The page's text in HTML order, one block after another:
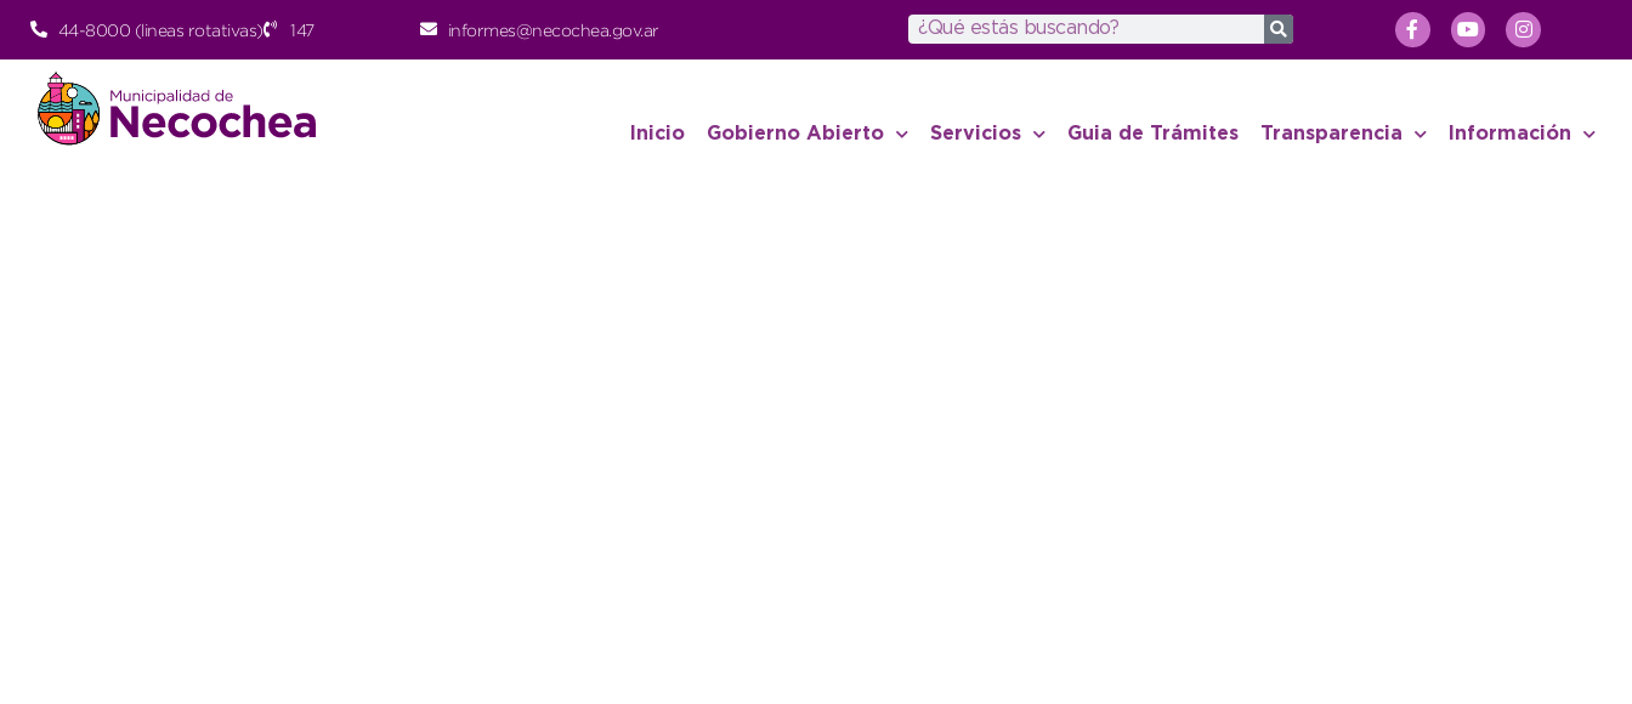
44-8000 (lineas rotativas) 147 informes@necochea.gov.ar
Inicio Gobierno Abierto Servicios Guia de Trámites Transparencia Información